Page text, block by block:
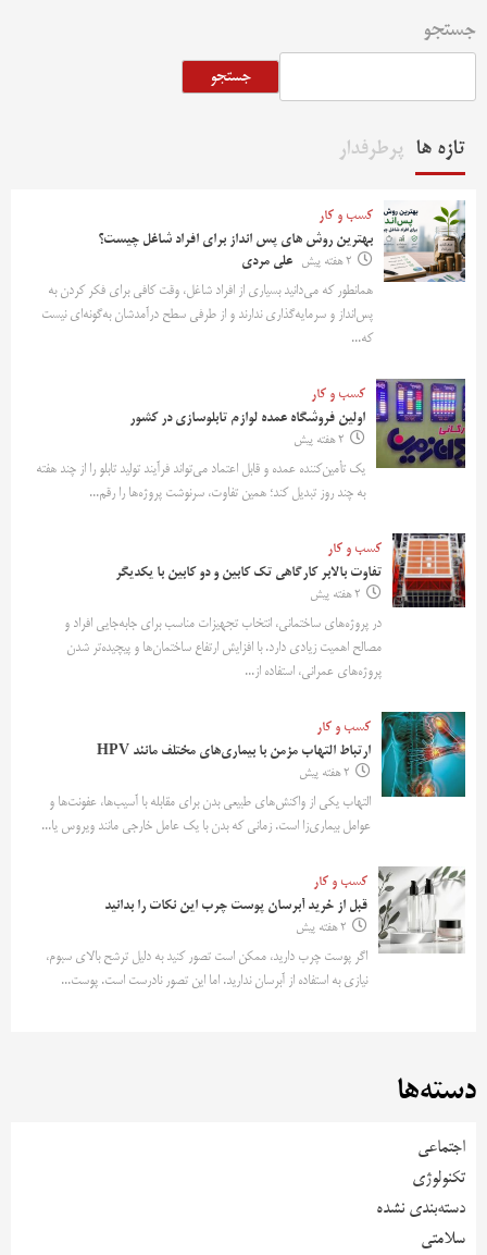
جستجو
جستجو
تازه ها پرطرفدار
کسب و کار
بهترین روش‌ های پس‌ انداز برای افراد شاغل چیست؟
2 هفته پیش
علی مردی
همانطور که می‌دانید بسیاری از افراد شاغل، وقت کافی برای فکر کردن به
پس‌انداز و سرمایه‌گذاری ندارند و از طرفی سطح درآمدشان به‌گونه‌ای نیست
که...
کسب و کار
اولین فروشگاه عمده لوازم تابلوسازی در کشور
2 هفته پیش
یک تأمین‌کننده عمده و قابل اعتماد می‌تواند فرآیند تولید تابلو را از چند هفته
به چند روز تبدیل کند؛ همین تفاوت، سرنوشت پروژه‌ها را رقم...
کسب و کار
تفاوت بالابر کارگاهی تک کابین و دو کابین با یکدیگر
2 هفته پیش
در پروژه‌های ساختمانی، انتخاب تجهیزات مناسب برای جابه‌جایی افراد و
مصالح اهمیت زیادی دارد. با افزایش ارتفاع ساختمان‌ها و پیچیده‌تر شدن
پروژه‌های عمرانی، استفاده از...
کسب و کار
ارتباط التهاب مزمن با بیماری‌های مختلف مانند HPV
2 هفته پیش
التهاب یکی از واکنش‌های طبیعی بدن برای مقابله با آسیب‌ها، عفونت‌ها و
عوامل بیماری‌زا است. زمانی که بدن با یک عامل خارجی مانند ویروس یا...
کسب و کار
قبل از خرید آبرسان پوست چرب این نکات را بدانید
2 هفته پیش
اگر پوست چرب دارید، ممکن است تصور کنید به دلیل ترشح بالای سبوم،
نیازی به استفاده از آبرسان ندارید. اما این تصور نادرست است. پوست...
دسته‌ها
اجتماعی
تکنولوژی
دسته‌بندی نشده
سلامتی